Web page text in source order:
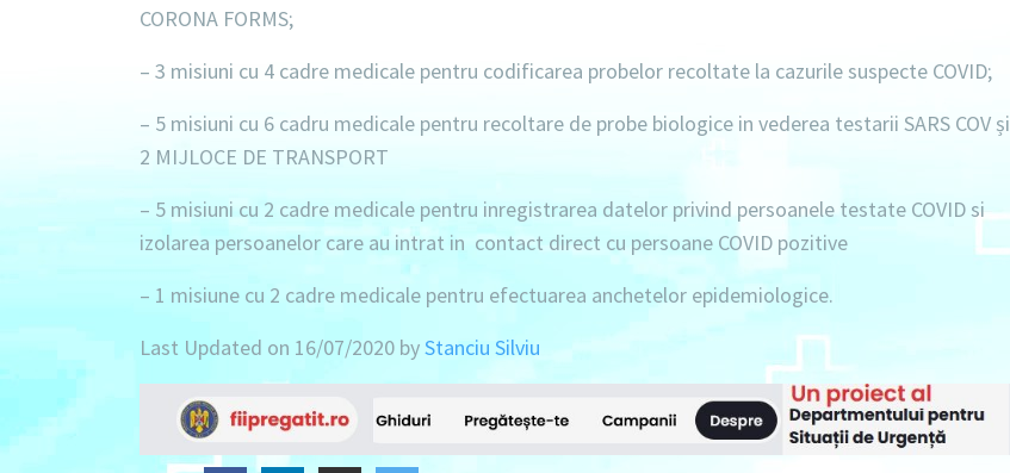
CORONA FORMS;
– 3 misiuni cu 4 cadre medicale pentru codificarea probelor recoltate la cazurile suspecte COVID;
– 5 misiuni cu 6 cadru medicale pentru recoltare de probe biologice in vederea testarii SARS COV și
2 MIJLOCE DE TRANSPORT
– 5 misiuni cu 2 cadre medicale pentru inregistrarea datelor privind persoanele testate COVID si
izolarea persoanelor care au intrat in contact direct cu persoane COVID pozitive
– 1 misiune cu 2 cadre medicale pentru efectuarea anchetelor epidemiologice.
Last Updated on 16/07/2020 byStanciu Silviu